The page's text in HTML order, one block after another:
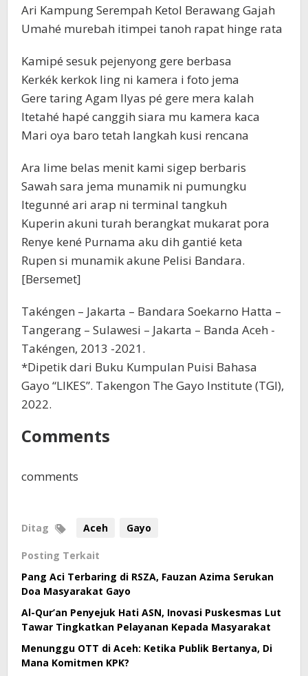
Ari Kampung Serempah Ketol Berawang Gajah
Umahé murebah itimpei tanoh rapat hinge rata
Kamipé sesuk pejenyong gere berbasa
Kerkék kerkok ling ni kamera i foto jema
Gere taring Agam Ilyas pé gere mera kalah
Itetahé hapé canggih siara mu kamera kaca
Mari oya baro tetah langkah kusi rencana
Ara lime belas menit kami sigep berbaris
Sawah sara jema munamik ni pumungku
Itegunné ari arap ni terminal tangkuh
Kuperin akuni turah berangkat mukarat pora
Renye kené Purnama aku dih gantié keta
Rupen si munamik akune Pelisi Bandara.
[Bersemet]
Takéngen – Jakarta – Bandara Soekarno Hatta –
Tangerang – Sulawesi – Jakarta – Banda Aceh -
Takéngen, 2013 -2021.
*Dipetik dari Buku Kumpulan Puisi Bahasa
Gayo “LIKES”. Takengon The Gayo Institute (TGI),
2022.
Comments
comments
Ditag Aceh Gayo
Posting Terkait
Pang Aci Terbaring di RSZA, Fauzan Azima Serukan
Doa Masyarakat Gayo
Al-Qur’an Penyejuk Hati ASN, Inovasi Puskesmas Lut
Tawar Tingkatkan Pelayanan Kepada Masyarakat
Menunggu OTT di Aceh: Ketika Publik Bertanya, Di
Mana Komitmen KPK?